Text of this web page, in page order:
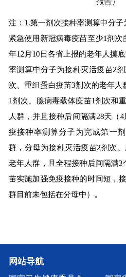
注： 1.第一剂次接种率测算中分
紧急使用新冠病毒疫苗至少1剂次
年12 月 10日各省上报的老年人摸底
率测算中分子为接种灭活疫苗2
次、重组蛋白疫苗3剂次的老年人
1剂次、腺病毒载体疫苗1剂次和
人群，并且接种后间隔满28天（4
疫接种率测算分子为完成第一
群，分母为接种灭活疫苗2剂次
老年人群，且全程接种后间隔满3
苗实施加强免疫接种的时间短，
群目前未包括在分母中）。
网站导航